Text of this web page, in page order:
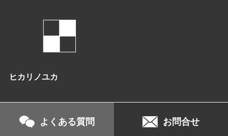
ヒカリノユカ
よくある質問 お問合せ